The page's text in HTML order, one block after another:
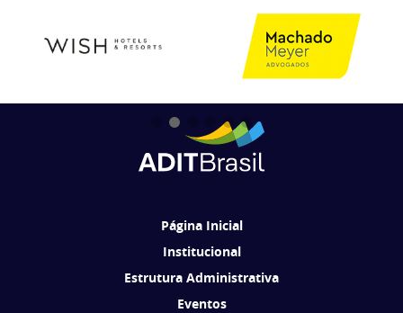
Página Inicial
Institucional
Estrutura Administrativa
Eventos